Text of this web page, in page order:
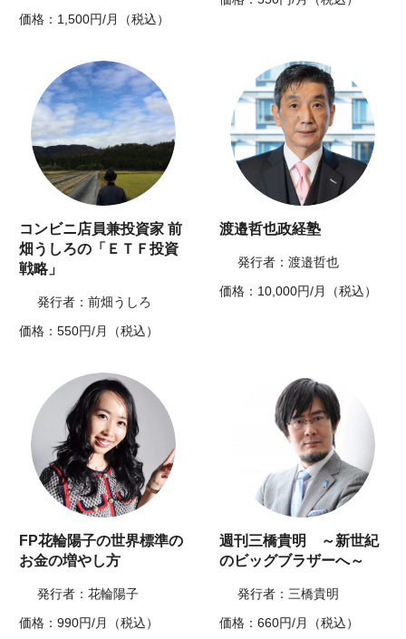
価格：1,500円/月（税込）
コンビニ店員兼投資家 前
畑うしろの「ＥＴＦ投資
戦略」
発行者：前畑うしろ
価格：550円/月（税込）
渡邉哲也政経塾
発行者：渡邉哲也
価格：10,000円/月（税込）
FP花輪陽子の世界標準の
お金の増やし方
発行者：花輪陽子
価格：990円/月（税込）
週刊三橋貴明 ～新世紀
のビッグブラザーへ～
発行者：三橋貴明
価格：660円/月（税込）